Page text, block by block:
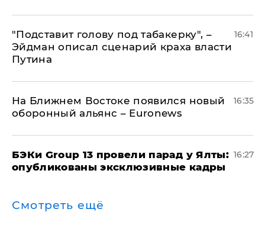
​"Подставит голову под табакерку", –
Эйдман описал сценарий краха власти
Путина
16:41
На Ближнем Востоке появился новый
оборонный альянс – Euronews
16:35
​БЭКи Group 13 провели парад у Ялты:
опубликованы эксклюзивные кадры
16:27
Смотреть ещё